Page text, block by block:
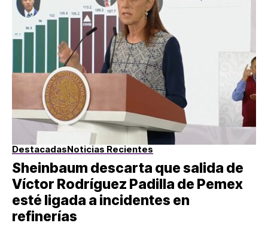
DestacadasNoticias Recientes
Sheinbaum descarta que salida de
Víctor Rodríguez Padilla de Pemex
esté ligada a incidentes en
refinerías